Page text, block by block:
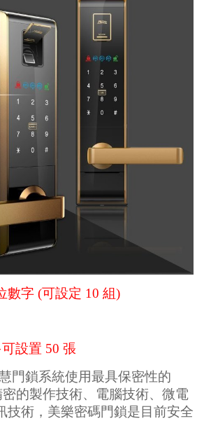
數字 (可設定 10 組)
設置 50 張
門鎖系統使用最具保密性的
的製作技術、電腦技術、微電
技術，美樂密碼門鎖是目前安全